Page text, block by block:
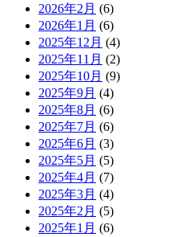
2026年2月 (6)
2026年1月 (6)
2025年12月 (4)
2025年11月 (2)
2025年10月 (9)
2025年9月 (4)
2025年8月 (6)
2025年7月 (6)
2025年6月 (3)
2025年5月 (5)
2025年4月 (7)
2025年3月 (4)
2025年2月 (5)
2025年1月 (6)